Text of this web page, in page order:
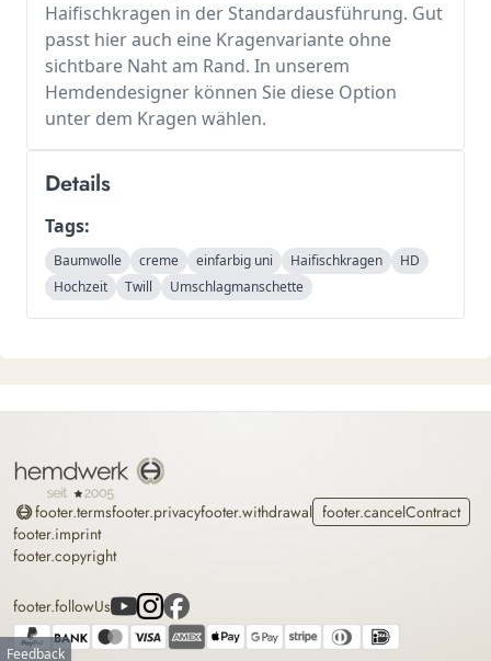
Haifischkragen in der Standardausführung. Gut
passt hier auch eine Kragenvariante ohne
sichtbare Naht am Rand. In unserem
Hemdendesigner können Sie diese Option
unter dem Kragen wählen.
Details
Tags:
Baumwolle creme einfarbig uni Haifischkragen
HD
Hochzeit
Twill Umschlagmanschette
Home
footer.termsfooter.privacyfooter.withdrawal footer.cancelContract
footer.imprint
footer.copyright
footer.followUs
Feedback